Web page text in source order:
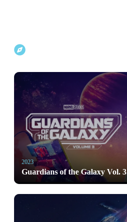
2023
Guardians of the Galaxy Vol. 3